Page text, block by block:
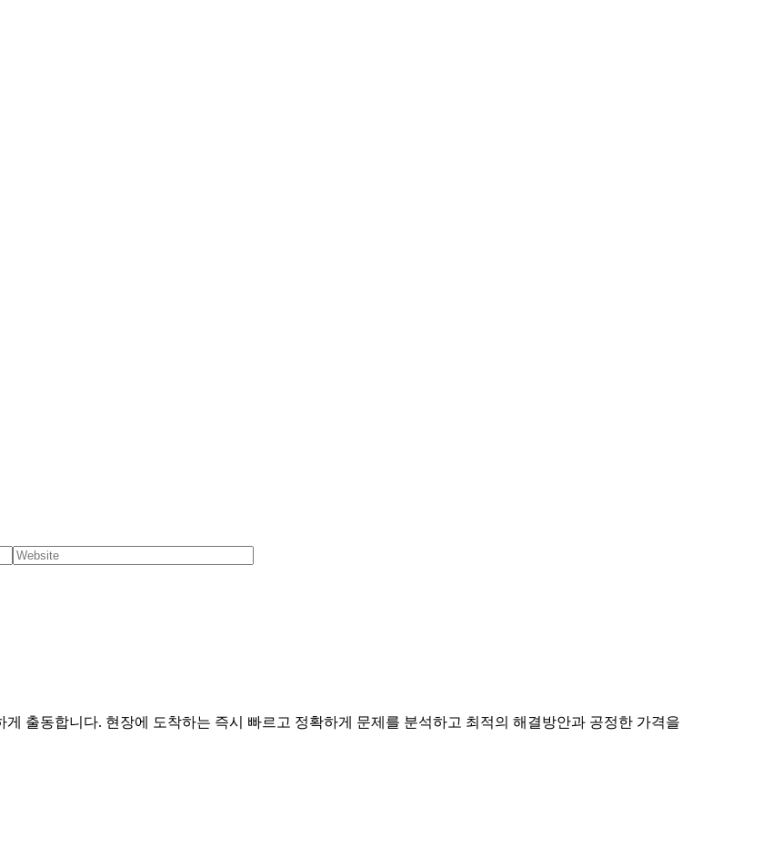
출동합니다. 현장에 도착하는 즉시 빠르고 정확하게 문제를 분석하고 최적의 해결방안과 공정한 가격을